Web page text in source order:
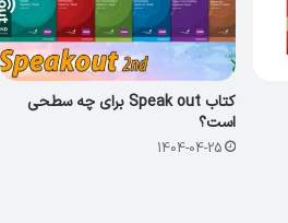
کتاب Speak out برای چه سطحی
است؟
1404-04-25